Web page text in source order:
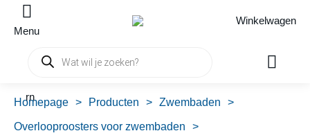
Menu
Winkelwagen
Producten
zoeken
rn
Homepage > Producten > Zwembaden >
Overlooproosters voor zwembaden >